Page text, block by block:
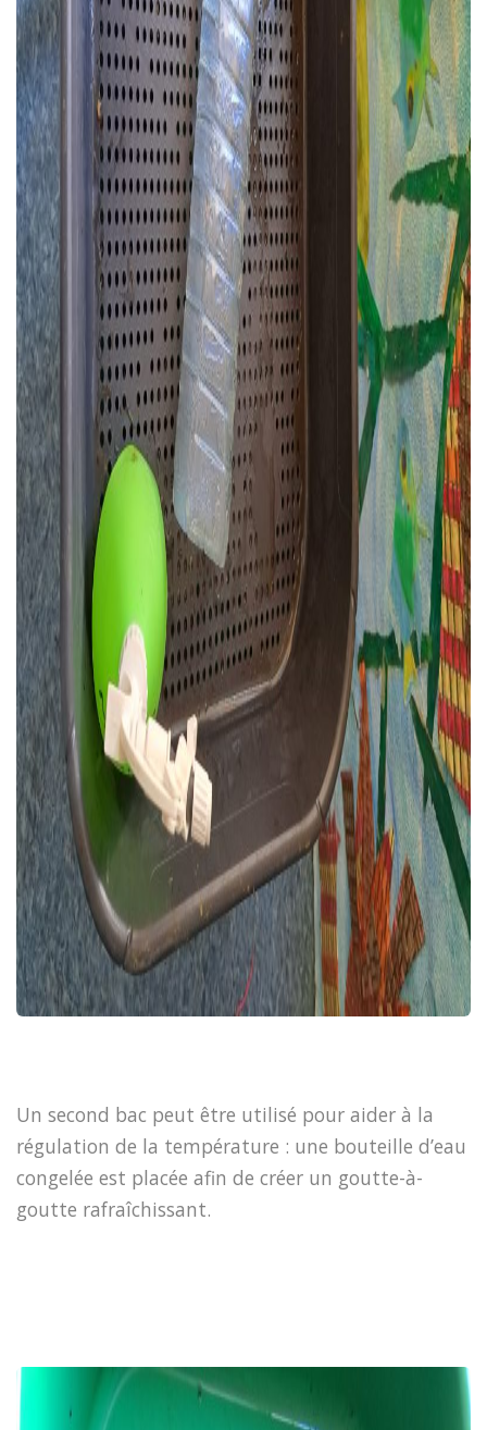
Un second bac peut être utilisé pour aider à la
régulation de la température : une bouteille d’eau
congelée est placée afin de créer un goutte-à-
goutte rafraîchissant.